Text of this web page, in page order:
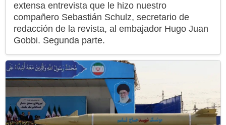
extensa entrevista que le hizo nuestro
compañero Sebastián Schulz, secretario de
redacción de la revista, al embajador Hugo Juan
Gobbi. Segunda parte.